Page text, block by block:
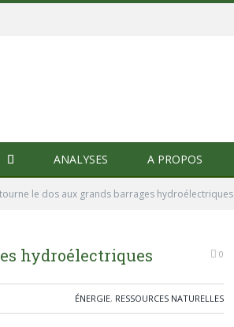
ANALYSES A PROPOS
le dos aux grands barrages hydroélectriques
hydroélectriques 0
ÉNERGIE, RESSOURCES NATURELLES